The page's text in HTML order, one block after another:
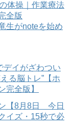
体操｜作業療法
全版
生がnoteを始め
デイがざわつい
る脳トレ”【ホ
完全版】
【8月8日 今日
イズ・15秒で必